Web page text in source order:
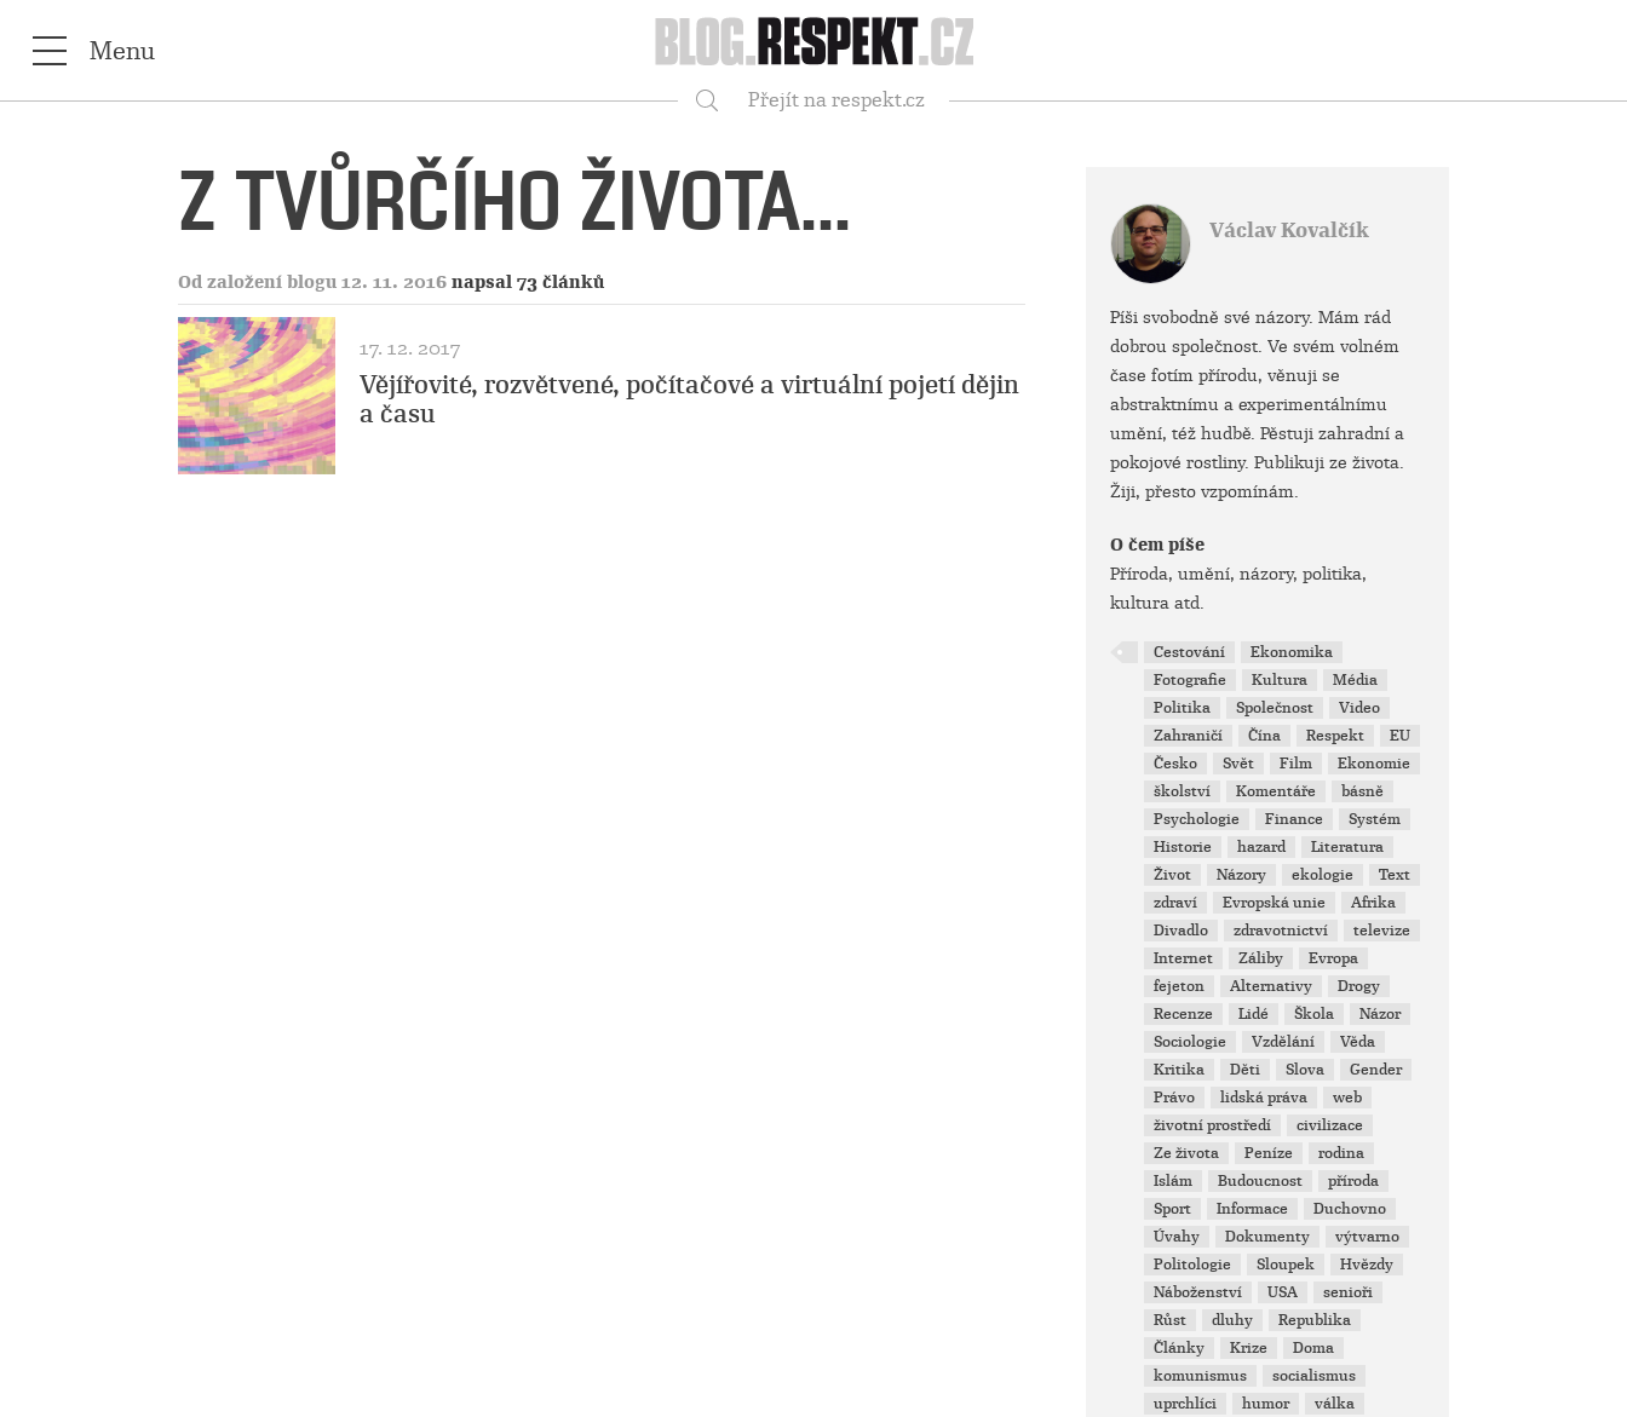
Respekt
Menu
Přejít na respekt.cz
Z TVŮRČÍHO ŽIVOTA...
Od založení blogu 12. 11. 2016 napsal 73 článků
17. 12. 2017
Vějířovité, rozvětvené, počítačové a virtuální pojetí dějin
a času
Václav Kovalčík
Píši svobodně své názory. Mám rád
dobrou společnost. Ve svém volném
čase fotím přírodu, věnuji se
abstraktnímu a experimentálnímu
umění, též hudbě. Pěstuji zahradní a
pokojové rostliny. Publikuji ze života.
Žiji, přesto vzpomínám.
O čem píše
Příroda, umění, názory, politika,
kultura atd.
Cestování
Ekonomika
Fotografie
Kultura
Média
Politika
Společnost
Video
Zahraničí
Čína Respekt
EU
Česko
Svět Film
Ekonomie
školství
Komentáře
básně
Psychologie
Finance
Systém
Historie
hazard
Literatura
Život
Názory ekologie
Text
zdraví
Evropská unie
Afrika
Divadlo
zdravotnictví
televize
Internet
Záliby
Evropa
fejeton
Alternativy
Drogy
Recenze
Lidé Škola
Názor
Sociologie
Vzdělání
Věda
Kritika
Děti Slova
Gender
Právo
lidská práva
web
životní prostředí
civilizace
Ze života
Peníze
rodina
Islám
Budoucnost
příroda
Sport
Informace
Duchovno
Úvahy
Dokumenty
výtvarno
Politologie
Sloupek
Hvězdy
Náboženství
USA
senioři
Růst
dluhy
Republika
Články
Krize
Doma
komunismus
socialismus
uprchlíci
humor
válka